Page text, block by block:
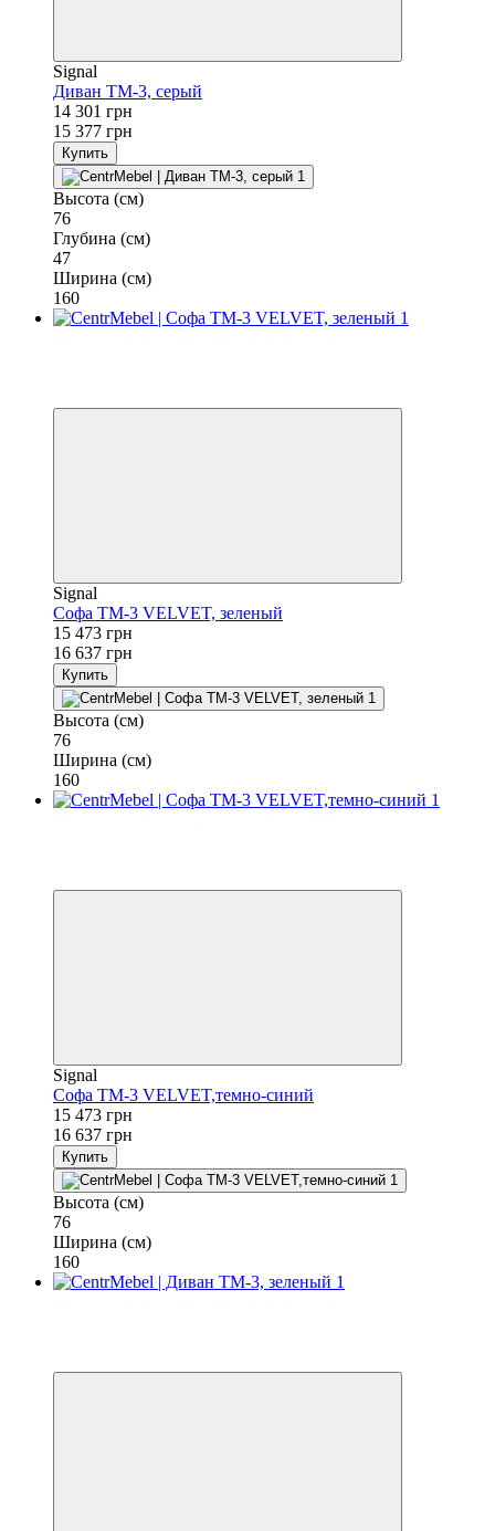
Signal
Диван TM-3, серый
14 301 грн
15 377 грн
Купить
Высота (см)
76
Глубина (см)
47
Ширина (см)
160
Signal
Софа TM-3 VELVET, зеленый
15 473 грн
16 637 грн
Купить
Высота (см)
76
Ширина (см)
160
Signal
Софа TM-3 VELVET,темно-синий
15 473 грн
16 637 грн
Купить
Высота (см)
76
Ширина (см)
160